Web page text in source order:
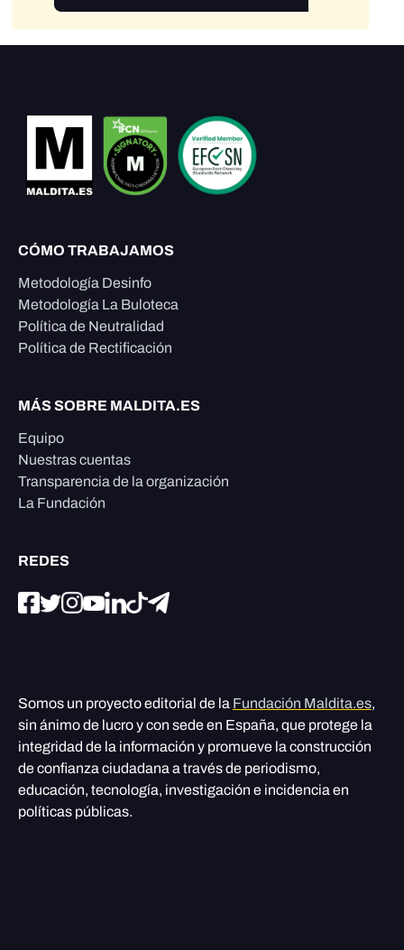
CÓMO TRABAJAMOS
Metodología Desinfo
Metodología La Buloteca
Política de Neutralidad
Política de Rectificación
MÁS SOBRE MALDITA.ES
Equipo
Nuestras cuentas
Transparencia de la organización
La Fundación
REDES
Somos un proyecto editorial de la Fundación Maldita.es,
sin ánimo de lucro y con sede en España, que protege la
integridad de la información y promueve la construcción
de confianza ciudadana a través de periodismo,
educación, tecnología, investigación e incidencia en
políticas públicas.